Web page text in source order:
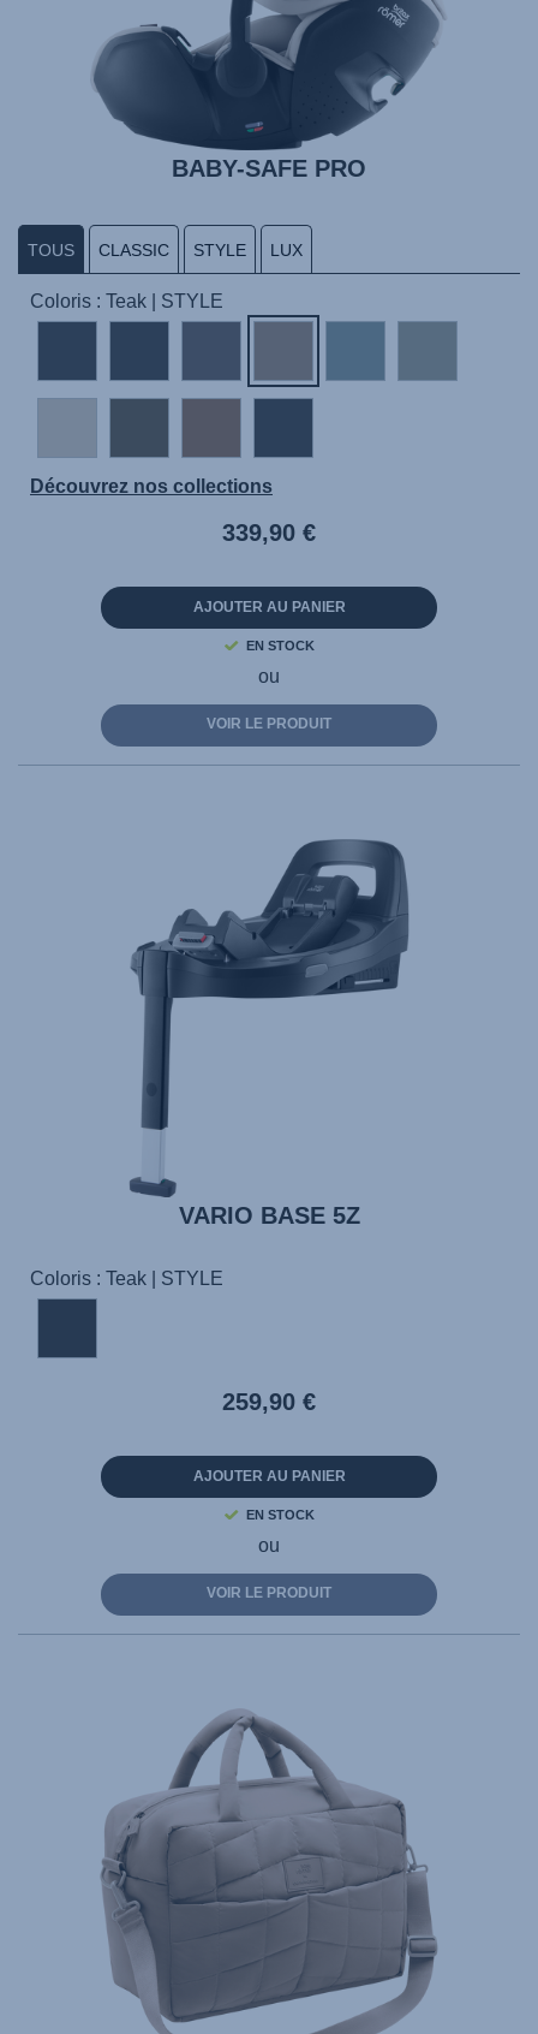
BABY-SAFE PRO
TOUS CLASSIC STYLE LUX
Coloris : Teak | STYLE
Découvrez nos collections
339,90 €
AJOUTER AU PANIER
EN STOCK
ou
VOIR LE PRODUIT
VARIO BASE 5Z
Coloris : Teak | STYLE
259,90 €
AJOUTER AU PANIER
EN STOCK
ou
VOIR LE PRODUIT